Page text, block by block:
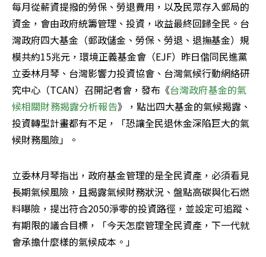
每月從薪資提撥的勞保、勞退費用，以及民眾存入郵局的
資金，會由政府統籌管理、投資，收益最終回歸全民。台
灣政府四大基金（郵政儲金、勞保、勞退、退撫基金）規
模共約15兆元，環境正義基金會（EJF）昨日偕同民進黨
立委林月琴、台灣影響力投資協會、台灣氣候行動網絡研
究中心（TCAN）召開記者會，發布《台灣政府基金的氣
候相關財務揭露分析報告》，點出四大基金的氣候揭露、
投資轉型計畫都有不足，「恐讓全民退休金深陷巨大的氣
候財務風險」。
立委林月琴指出，政府基金管理的是全民資產，必須看見
長期氣候風險，且揭露氣候財務狀況、盤點高碳與化石燃
料曝險，提出符合2050淨零的投資路徑，並設定可追蹤、
有期限的議合目標，「今天怎麼管理全民資產，下一代就
會承擔什麼樣的氣候成本。」